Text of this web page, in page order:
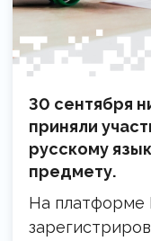
30 сентября
приняли
русскому
предмету.
На платформе